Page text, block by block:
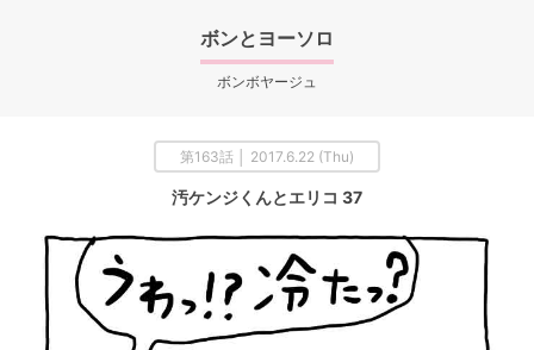
ボンとヨーソロ
ボンボヤージュ
第163話 │ 2017.6.22 (Thu)
汚ケンジくんとエリコ 37